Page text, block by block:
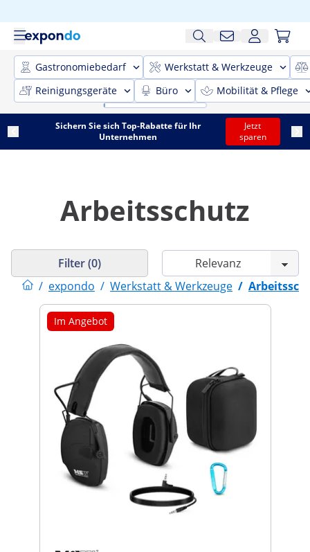
Gastronomiebedarf
Werkstatt & Werkzeuge
Reinigungsgeräte
Büro Mobilität & Pflege
Sichern Sie sich Top-Rabatte für Ihr
Unternehmen
Jetzt
sparen
Arbeitsschutz
/ expondo / Werkstatt & Werkzeuge /
Filter (0)
Im Angebot